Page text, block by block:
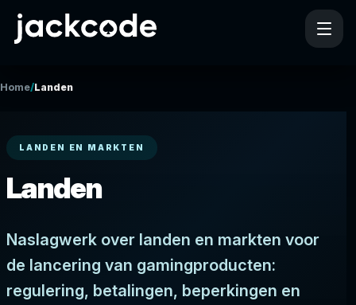
Home/Landen
LANDEN EN MARKTEN
Landen
Naslagwerk over landen en markten voor
de lancering van gamingproducten:
regulering, betalingen, beperkingen en